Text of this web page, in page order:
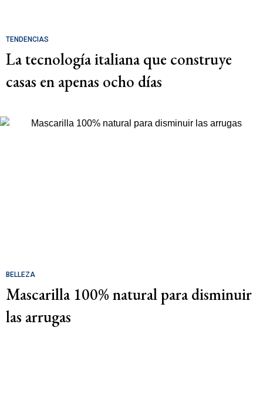
TENDENCIAS
La tecnología italiana que construye
casas en apenas ocho días
BELLEZA
Mascarilla 100% natural para disminuir
las arrugas